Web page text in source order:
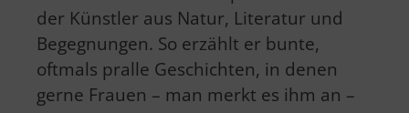
der Künstler aus Natur, Literatur und
Begegnungen. So erzählt er bunte,
oftmals pralle Geschichten, in denen
gerne Frauen – man merkt es ihm an –